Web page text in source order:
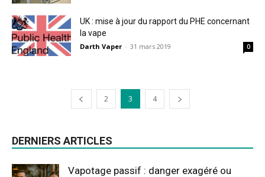
UK : mise à jour du rapport du PHE concernant
la vape
Darth Vaper - 31 mars 2019 0
2 3 4
DERNIERS ARTICLES
Vapotage passif : danger exagéré ou